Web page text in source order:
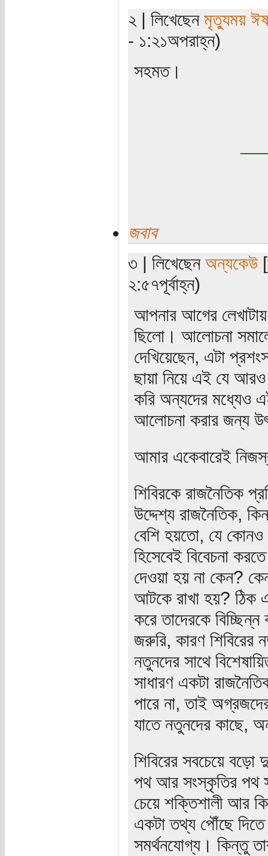
২ | লিখেছেন মৃত্যুময়
- ১:২১অপরাহ্ন)
সহমত।
জবাব
৩ | লিখেছেন অন্যকেউ
২:৫৭পূর্বাহ্ন)
আপনার আগের লেখাটায়
ছিলো। আলোচনা
দেখিয়েছেন, এটা
ছায়া নিয়ে এই যে
করি অন্যদের মধ্যেও
আলোচনা করার জন্য
আমার একেবারেই
শিবিরকে রাজনৈতিক
উদ্দেশ্য রাজনৈতিক,
বেশি হয়তো, যে কোনও
হিসেবেই বিবেচনা
দেওয়া হয় না কেন?
আটকে রাখা হয়? ঠিক
করে তাদেরকে বিচ্ছিন্ন
জরুরি, কারণ শিবিরের
নতুনদের সাথে
সাধারণ একটা
পারে না, তাই
যাতে নতুনদের কাছে,
শিবিরের সবচেয়ে বড়ো
পথ আর সংস্কৃতির পথ
চেয়ে শক্তিশালী আর
একটা তথ্য পৌঁছে দিতে
সমর্থনযোগ্য। কিন্তু